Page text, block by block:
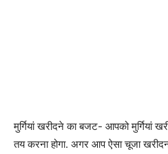
मुर्गियां खरीदने का बजट- आपको
तय करना होगा. अगर आप ऐसा चूजा